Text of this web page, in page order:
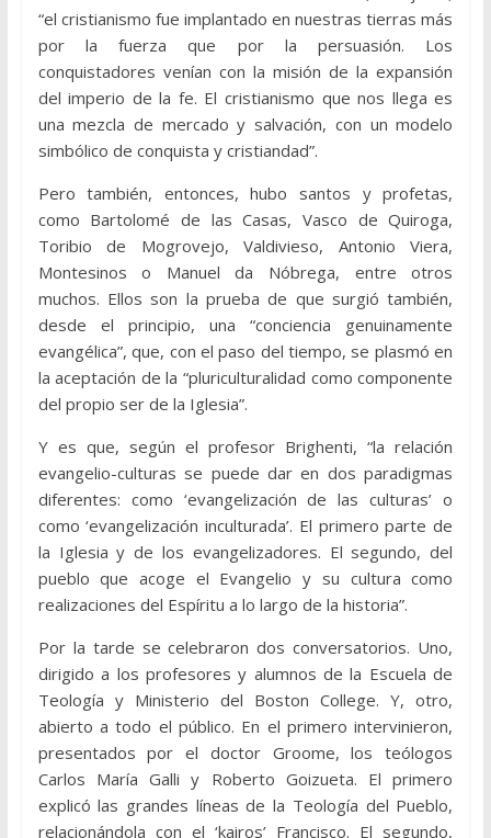
“el cristianismo fue implantado en nuestras tierras más
por la fuerza que por la persuasión. Los
conquistadores venían con la misión de la expansión
del imperio de la fe. El cristianismo que nos llega es
una mezcla de mercado y salvación, con un modelo
simbólico de conquista y cristiandad”.
Pero también, entonces, hubo santos y profetas,
como Bartolomé de las Casas, Vasco de Quiroga,
Toribio de Mogrovejo, Valdivieso, Antonio Viera,
Montesinos o Manuel da Nóbrega, entre otros
muchos. Ellos son la prueba de que surgió también,
desde el principio, una “conciencia genuinamente
evangélica”, que, con el paso del tiempo, se plasmó en
la aceptación de la “pluriculturalidad como componente
del propio ser de la Iglesia”.
Y es que, según el profesor Brighenti, “la relación
evangelio-culturas se puede dar en dos paradigmas
diferentes: como ‘evangelización de las culturas’ o
como ‘evangelización inculturada’. El primero parte de
la Iglesia y de los evangelizadores. El segundo, del
pueblo que acoge el Evangelio y su cultura como
realizaciones del Espíritu a lo largo de la historia”.
Por la tarde se celebraron dos conversatorios. Uno,
dirigido a los profesores y alumnos de la Escuela de
Teología y Ministerio del Boston College. Y, otro,
abierto a todo el público. En el primero intervinieron,
presentados por el doctor Groome, los teólogos
Carlos María Galli y Roberto Goizueta. El primero
explicó las grandes líneas de la Teología del Pueblo,
relacionándola con el ‘kairos’ Francisco. El segundo,